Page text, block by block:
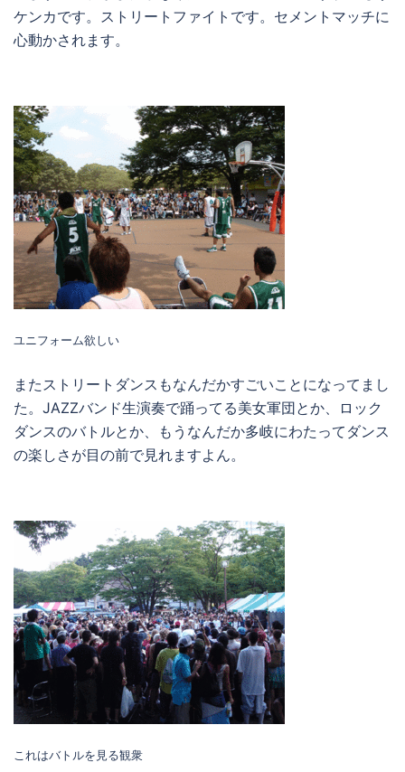
ケンカです。ストリートファイトです。セメントマッチに
心動かされます。
ユニフォーム欲しい
またストリートダンスもなんだかすごいことになってまし
た。JAZZバンド生演奏で踊ってる美女軍団とか、ロック
ダンスのバトルとか、もうなんだか多岐にわたってダンス
の楽しさが目の前で見れますよん。
これはバトルを見る観衆